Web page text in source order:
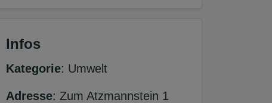
Infos
Kategorie: Umwelt
Adresse: Zum Atzmannstein 1